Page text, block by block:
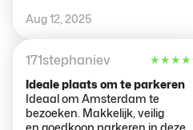
per gli appassionati di calcio!
did t know about Ajax or the club
want worth knowing. We got to
visit the royal box, experience a
walkout onto the pitch (with the
Ajax sound blaring in our ears)
have a beer in the skybox, visit
the home and away dressing
rooms and learn a bit about the
Aug 12, 2025
171stephaniev ★★★★
Ideale plaats om te parkeren
Ideaal om Amsterdam te
bezoeken. Makkelijk, veilig
en.goedkoop parkeren in deze